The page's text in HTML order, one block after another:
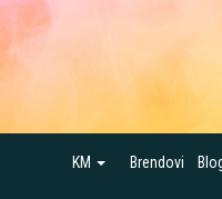
KM Brendovi